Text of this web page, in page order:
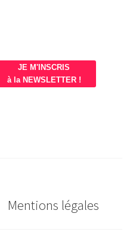
JE M'INSCRIS
à la NEWSLETTER !
Mentions légales